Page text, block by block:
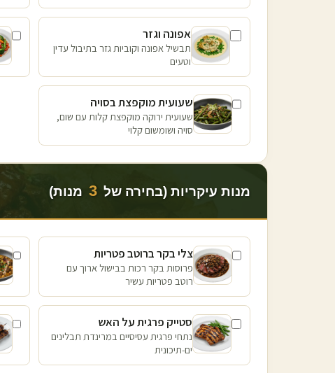
אפונה וגזר
תבשיל אפונה וקוביות גזר בתיבול עדין
וטעים
שעועית מוקפצת בסויה
שעועית ירוקה מוקפצת קלות עם שום,
סויה ושומשום קלוי
מנות עיקריות (בחירה של 3 מנות)
צלי בקר ברוטב פטריות
פרוסות בקר רכות בבישול ארוך עם
רוטב פטריות עשיר
סטייק פרגית על האש
נתחי פרגית עסיסיים במרינדת תבלינים
ים-תיכונית